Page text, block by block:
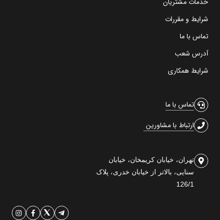
شرایط و مقررات
تماس با ما
آدرس شعب
شرایط همکاری
تماس با ما
ارتباط با مشاورین
تهران، خیابان کریمخان، خیابان
سنایی، بالاتر از خیابان خدری، پلاک
126/1